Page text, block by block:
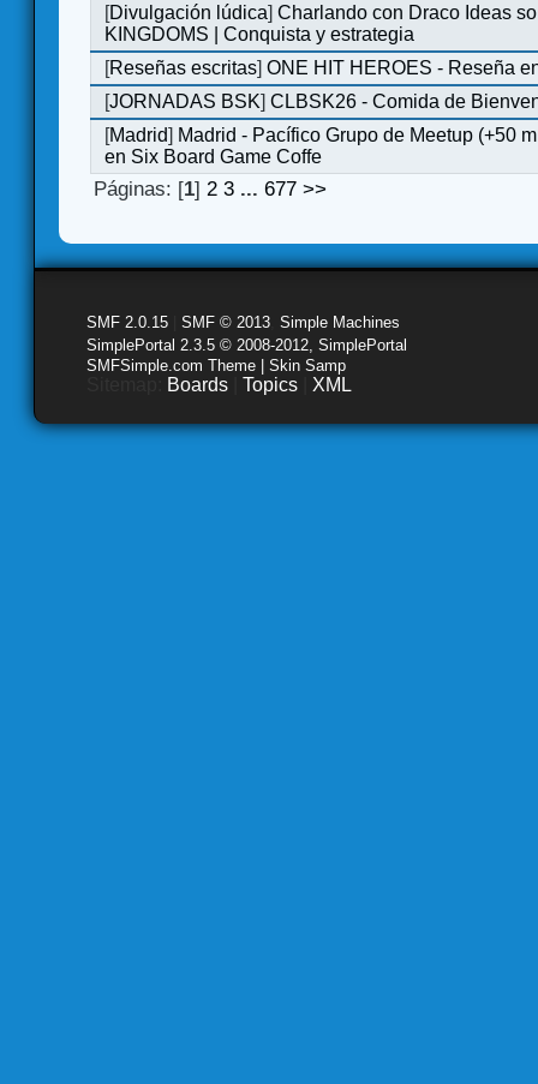
[Divulgación lúdica]Charlando con Draco Ideas
KINGDOMS | Conquista y estrategia
[Reseñas escritas]ONE HIT HEROES - Reseña
[JORNADAS BSK]CLBSK26 - Comida de
[Madrid] Madrid - Pacífico Grupo de Meetup (+50
en Six Board Game Coffe
Páginas: [1]2 3 ...677 >>
SMF 2.0.15 SMF © 2013 Simple Machines
SimplePortal 2.3.5 © 2008-2012, SimplePortal
SMFSimple.com Theme | Skin Samp
Boards Topics XML